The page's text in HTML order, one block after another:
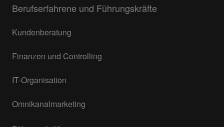
Berufserfahrene und Führungskräfte
Kundenberatung
Finanzen und Controlling
IT-Organisation
Omnikanalmarketing